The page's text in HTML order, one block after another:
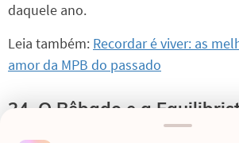
daquele ano.
Leia também: Recordar é viver: as
amor da MPB do passado
24. O Bêbado e a